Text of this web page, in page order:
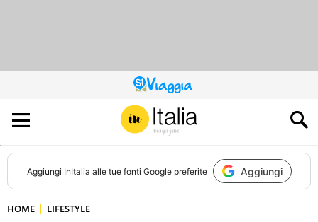
QUESTO
SITO
CONTRIBUISCE
ALL’AUDIENCE
DI
Aggiungi InItalia alle tue fonti Google preferite Aggiungi
HOME LIFESTYLE